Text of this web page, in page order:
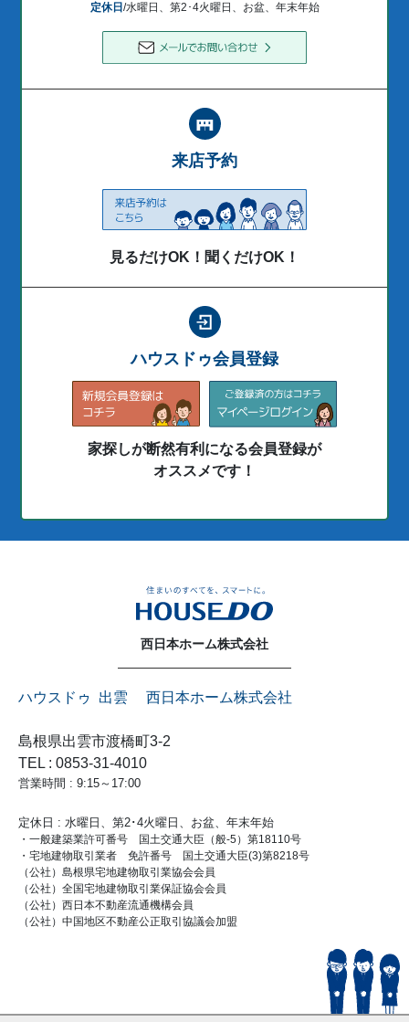
定休日 /水曜日、第2･4火曜日、お盆、年末年始
来店予約
見るだけOK！聞くだけOK！
ハウスドゥ会員登録
家探しが断然有利になる会員登録が
オススメです！
西日本ホーム株式会社
ハウスドゥ 出雲 西日本ホーム株式会社
島根県出雲市渡橋町3-2
TEL : 0853-31-4010
営業時間 : 9:15～17:00
定休日 : 水曜日、第2･4火曜日、お盆、年末年始
・一般建築業許可番号 国土交通大臣（般-5）第18110号
・宅地建物取引業者 免許番号 国土交通大臣(3)第8218号
（公社）島根県宅地建物取引業協会会員
（公社）全国宅地建物取引業保証協会会員
（公社）西日本不動産流通機構会員
（公社）中国地区不動産公正取引協議会加盟